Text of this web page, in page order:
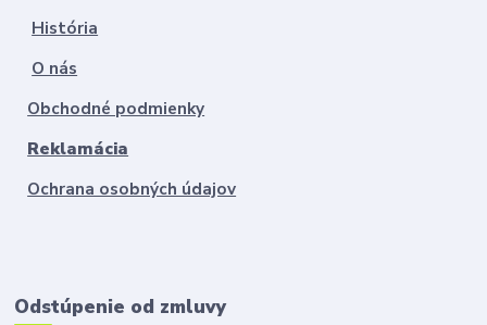
História
O nás
Obchodné podmienky
Reklamácia
Ochrana osobných údajov
Odstúpenie od zmluvy